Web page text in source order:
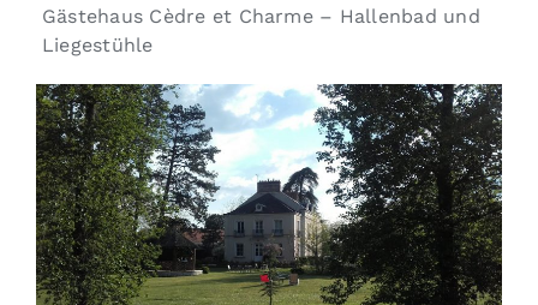
Gästehaus Cèdre et Charme – Hallenbad und
Liegestühle